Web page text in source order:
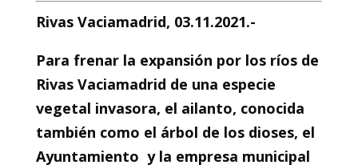
Rivas Vaciamadrid, 03.11.2021.-
Para frenar la expansión por los ríos de
Rivas Vaciamadrid de una especie
vegetal invasora, el ailanto, conocida
también como el árbol de los dioses, el
Ayuntamiento ‎ y la empresa municipal